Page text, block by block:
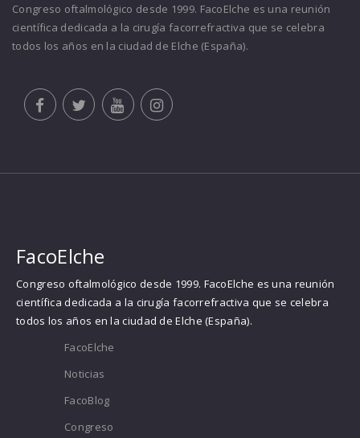
Congreso oftalmológico desde 1999. FacoElche es una reunión
científica dedicada a la cirugía facorrefractiva que se celebra
todos los años en la ciudad de Elche (España).
FacoElche
Congreso oftalmológico desde 1999. FacoElche es una reunión
científica dedicada a la cirugía facorrefractiva que se celebra
todos los años en la ciudad de Elche (España).
FacoElche
Noticias
FacoBlog
Congreso